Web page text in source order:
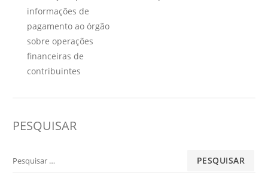
Post
informações de
pagamento ao órgão
sobre operações
financeiras de
contribuintes
PESQUISAR
Pesquisar